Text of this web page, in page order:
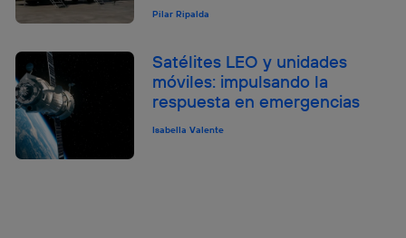
Pilar Ripalda
Satélites LEO y unidades
móviles: impulsando la
respuesta en emergencias
Isabella Valente